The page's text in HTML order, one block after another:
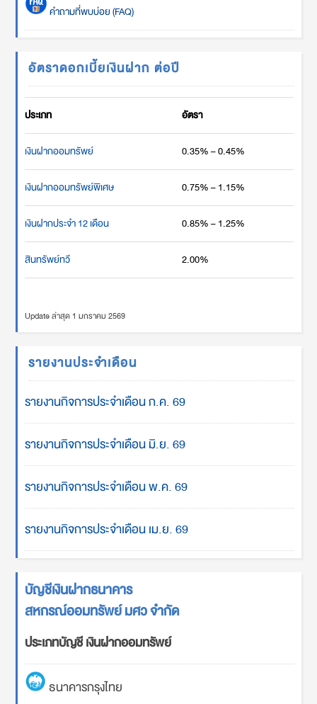
คำถามที่พบบ่อย (FAQ)
อัตราดอกเบี้ยเงินฝาก ต่อปี
ประเภท อัตรา
เงินฝากออมทรัพย์ 0.35% – 0.45%
เงินฝากออมทรัพย์พิเศษ 0.75% – 1.15%
เงินฝากประจำ 12 เดือน 0.85% – 1.25%
สินทรัพย์ทวี 2.00%
Update ล่าสุด 1 มกราคม 2569
รายงานประจำเดือน
รายงานกิจการประจำเดือน ก.ค. 69
รายงานกิจการประจำเดือน มิ.ย. 69
รายงานกิจการประจำเดือน พ.ค. 69
รายงานกิจการประจำเดือน เม.ย. 69
บัญชีเงินฝากธนาคาร
สหกรณ์ออมทรัพย์ มศว จำกัด
ประเภทบัญชี เงินฝากออมทรัพย์
ธนาคารกรุงไทย